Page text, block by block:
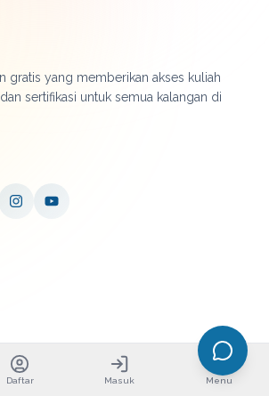
gratis yang memberikan akses kuliah
sertifikasi untuk semua kalangan di
Daftar Masuk Menu